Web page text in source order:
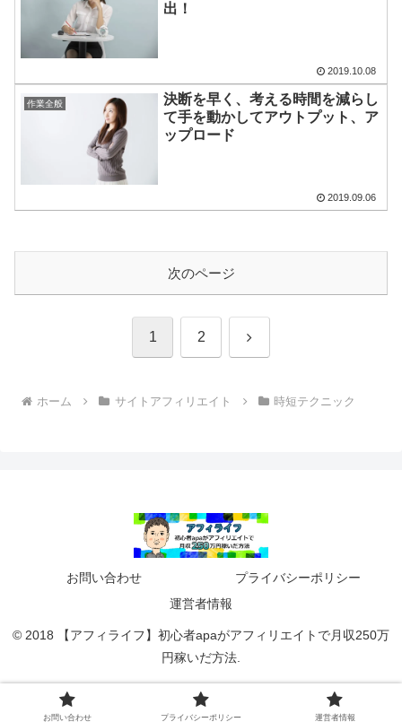
出！
2019.10.08
作業全般
決断を早く、考える時間を減らし
て手を動かしてアウトプット、ア
ップロード
2019.09.06
次のページ
1 2 次
ホーム サイトアフィリエイト 時短テクニック
お問い合わせ
プライバシーポリシー
運営者情報
© 2018 【アフィライフ】初心者apaがアフィリエイトで月収250万
円稼いだ方法.
お問い合わせ プライバシーポリシー 運営者情報